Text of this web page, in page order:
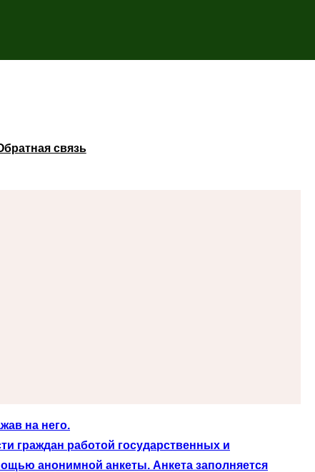
связь
на него.
граждан работой государственных и
анонимной анкеты. Анкета заполняется